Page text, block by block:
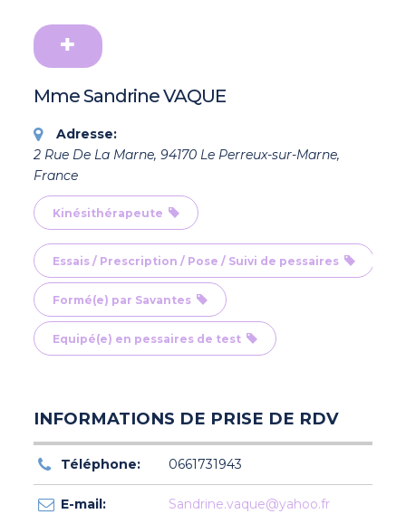
Mme Sandrine VAQUE
Adresse:
2 Rue De La Marne, 94170 Le Perreux-sur-Marne,
France
Kinésithérapeute
Essais / Prescription / Pose / Suivi de pessaires
Formé(e) par Savantes
Equipé(e) en pessaires de test
INFORMATIONS DE PRISE DE RDV
Téléphone: 0661731943
E-mail: Sandrine.vaque@yahoo.fr